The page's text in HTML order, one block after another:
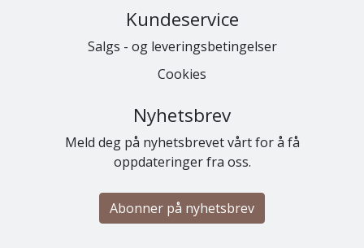
Kundeservice
Salgs - og leveringsbetingelser
Cookies
Nyhetsbrev
Meld deg på nyhetsbrevet vårt for å få
oppdateringer fra oss.
Abonner på nyhetsbrev